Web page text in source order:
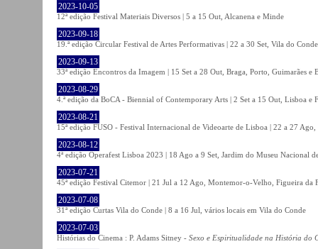
2023-10-05
12ª edição Festival Materiais Diversos | 5 a 15 Out, Alcanena e Minde
2023-09-18
19.ª edição Circular Festival de Artes Performativas | 22 a 30 Set, Vila do Conde
2023-09-13
33ª edição Encontros da Imagem | 15 Set a 28 Out, Braga, Porto, Guimarães e
2023-08-29
4.ª edição da BoCA - Biennial of Contemporary Arts | 2 Set a 15 Out, Lisboa e
2023-08-21
15ª edição FUSO - Festival Internacional de Videoarte de Lisboa | 22 a 27
2023-08-12
4ª edição Operafest Lisboa 2023 | 18 Ago a 9 Set, Jardim do Museu Nacional
2023-07-21
45ª edição Festival Citemor | 21 Jul a 12 Ago, Montemor-o-Velho, Figueira da
2023-07-08
31ª edição Curtas Vila do Conde | 8 a 16 Jul, vários locais em Vila do Conde
2023-07-03
Histórias do Cinema : P. Adams Sitney - Sexo e Espiritualidade na História do